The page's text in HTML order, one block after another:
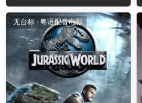
ssic World: Rebirth Jurassic
World 4‎
无台标· 粤语配音电影